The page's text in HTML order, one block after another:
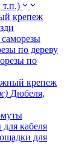
крепеж
по дереву
по
крепеж
Дюбеля,
кабеля
для